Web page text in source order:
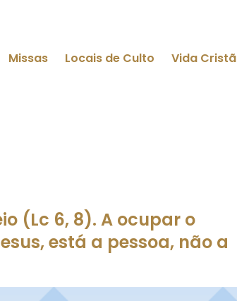
Missas Locais de Culto Vida Cristã
(Lc 6, 8). A ocupar o
está a pessoa, não a